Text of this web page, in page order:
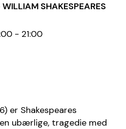
SHAKESPEARES
- 21:00
er Shakespeares
ubærlige, tragedie med